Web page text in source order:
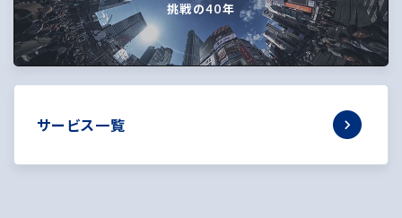
挑戦の40年
サービス一覧